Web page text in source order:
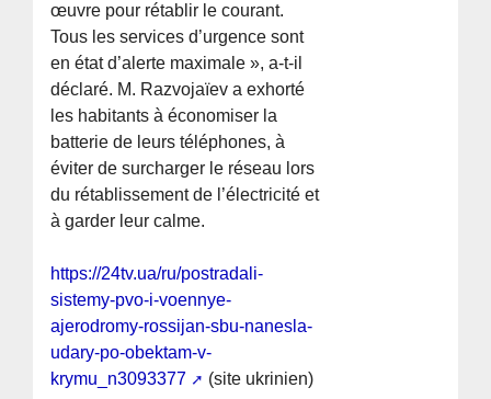
œuvre pour rétablir le courant.
Tous les services d’urgence sont
en état d’alerte maximale », a-t-il
déclaré. M. Razvojaïev a exhorté
les habitants à économiser la
batterie de leurs téléphones, à
éviter de surcharger le réseau lors
du rétablissement de l’électricité et
à garder leur calme.
https://24tv.ua/ru/postradali-
sistemy-pvo-i-voennye-
ajerodromy-rossijan-sbu-nanesla-
udary-po-obektam-v-
krymu_n3093377
(site ukrinien)